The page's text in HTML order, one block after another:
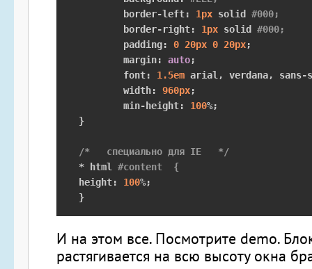
	border
-left: 1px solid #000;
	border
-right: 1px solid #000;
	padding
: 0 20px 0 20px;
	margin
: auto;
	font
: 1.5em arial , verdana, sans-
	width
: 960px;
	min
- height: 100%;
}
/*   специально для IE   */
* html #content  {
height: 100%;
}
И на этом все. Посмотрите demo.
растягивается на всю высоту окна